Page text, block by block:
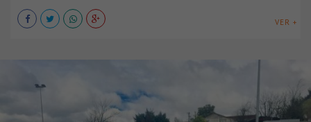
VER +